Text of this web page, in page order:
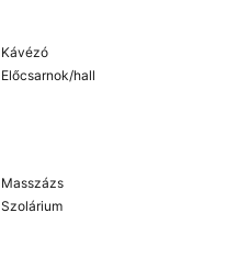
Kávézó
Előcsarnok/hall
Masszázs
Szolárium